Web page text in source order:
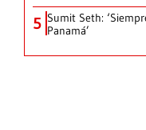
5 Sumit Seth:
Panamá’